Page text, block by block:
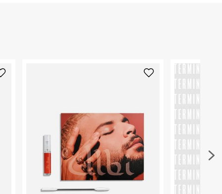
לפני החזרת החבילה, חשוב להדביק את מדבקת
פריטים שבירים יש להחזיר עם שליח דרך ממשק
בהתאם לתנאי השימוש.
חשוב לשים לב:
3. מוצרי טיפוח ניתן להחזיר סגורים באריזתם
ח.פ. 520041757